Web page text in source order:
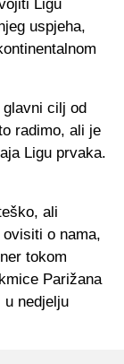
Ligu
uspjeha,
cilj od
radimo, ali je
Ligu prvaka.
ali
o nama,
tokom
Parižana
u nedjelju